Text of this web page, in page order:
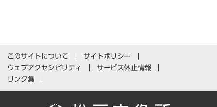
このサイトについて
サイトポリシー
ウェブアクセシビリティ
サービス休止情報
リンク集